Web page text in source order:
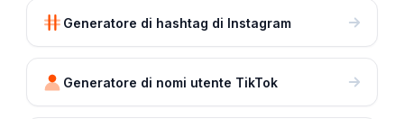
Generatore di hashtag di Instagram
Generatore di nomi utente TikTok